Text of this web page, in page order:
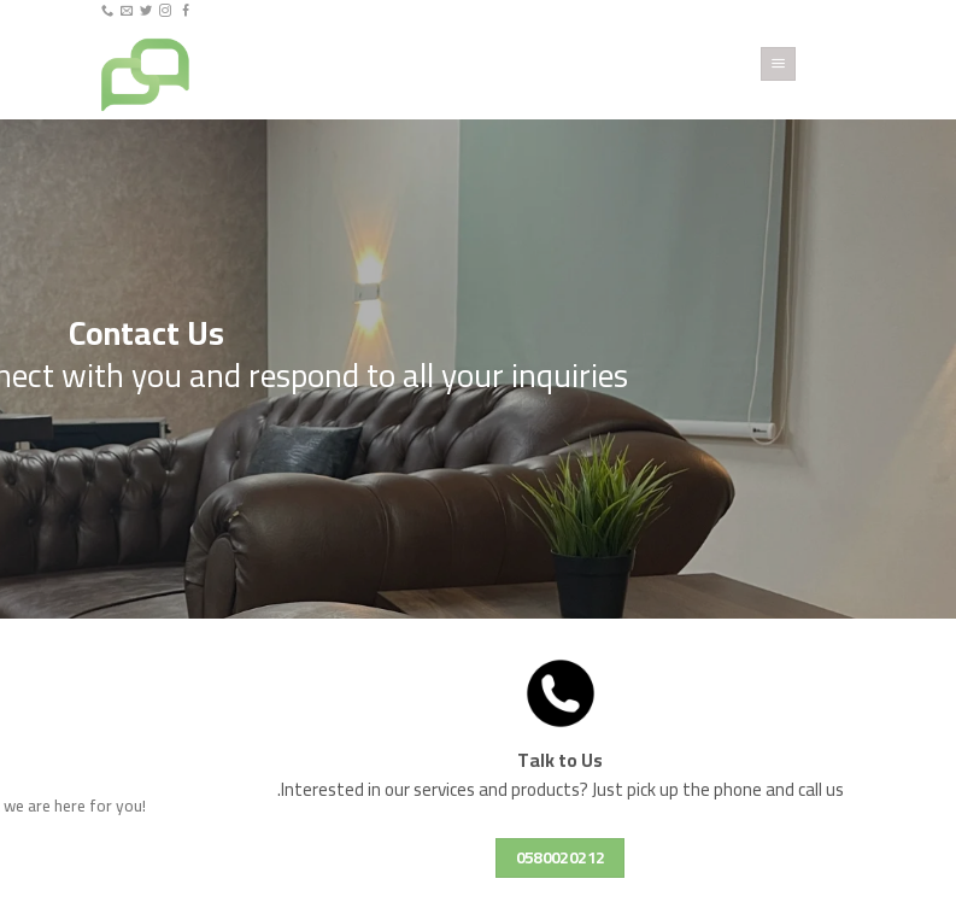
Contact Us
with you and respond to all your inquiries.
Talk to Us
Interested in our services and products? Just pick up the phone and call us.
0580020212
are here for you!